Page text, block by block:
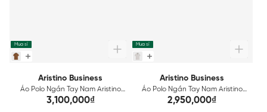
Mua sỉ
Aristino Business
Áo Polo Ngắn Tay Nam Aristino
Business Regular 1PSU54SAH2
3,100,000₫
Mua sỉ
Aristino Business
Áo Polo Ngắn Tay Nam Aristino
Business Regular 1PS243SAH2
2,950,000₫